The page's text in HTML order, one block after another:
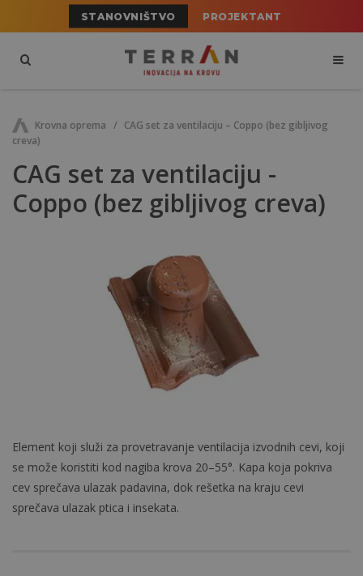
STANOVNIŠTVO PROJEKTANT
Krovna oprema
CAG set za ventilaciju – Coppo (bez gibljivog
creva)
CAG set za ventilaciju -
Coppo (bez gibljivog creva)
Element koji služi za provetravanje ventilacija izvodnih cevi, koji
se može koristiti kod nagiba krova 20–55°. Kapa koja pokriva
cev sprečava ulazak padavina, dok rešetka na kraju cevi
sprečava ulazak ptica i insekata.